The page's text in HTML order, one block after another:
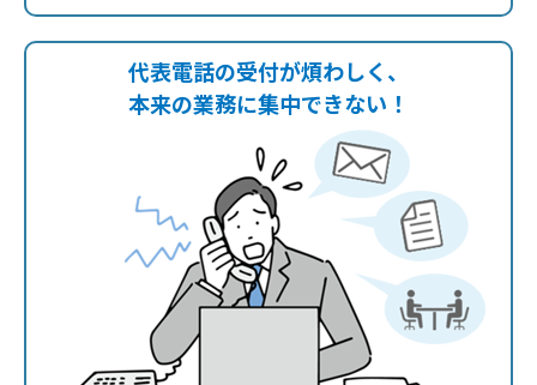
代表電話の受付が煩わしく、
本来の業務に集中できない！